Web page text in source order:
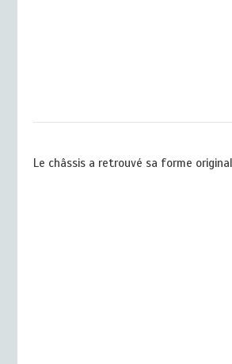
Le châssis a retrouvé sa forme